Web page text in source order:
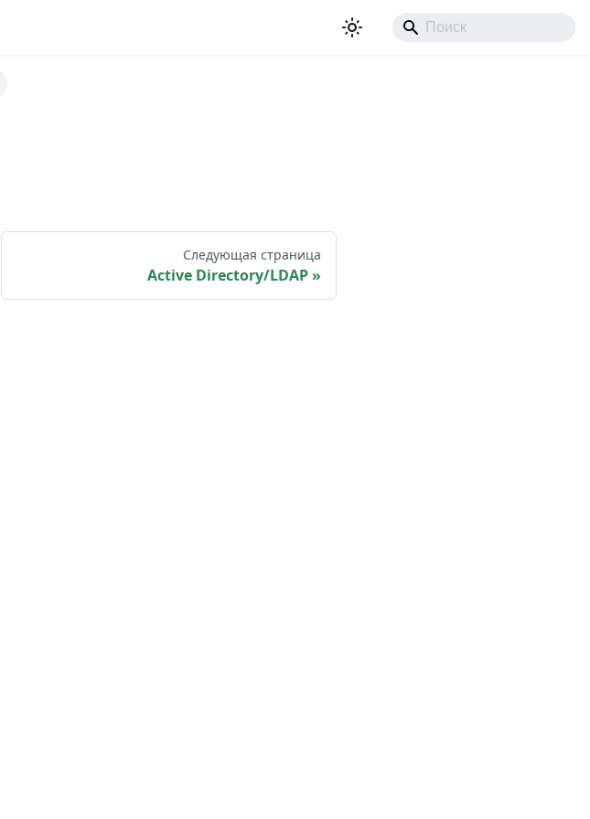
Следующая страница
Active Directory/LDAP